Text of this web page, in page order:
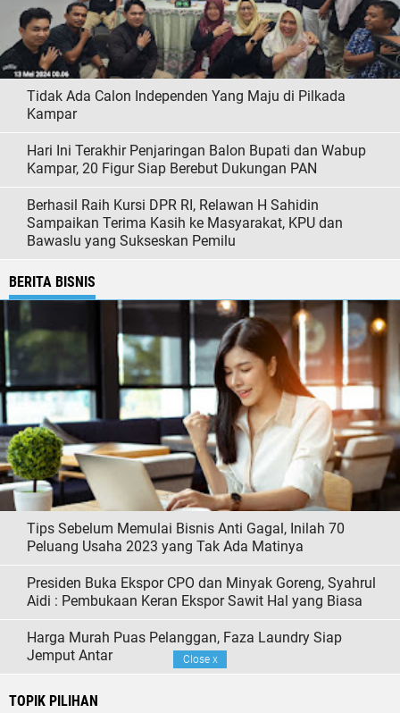
Tidak Ada Calon Independen Yang Maju di Pilkada
Kampar
Hari Ini Terakhir Penjaringan Balon Bupati dan Wabup
Kampar, 20 Figur Siap Berebut Dukungan PAN
Berhasil Raih Kursi DPR RI, Relawan H Sahidin
Sampaikan Terima Kasih ke Masyarakat, KPU dan
Bawaslu yang Sukseskan Pemilu
BERITA BISNIS
Tips Sebelum Memulai Bisnis Anti Gagal, Inilah 70
Peluang Usaha 2023 yang Tak Ada Matinya
Presiden Buka Ekspor CPO dan Minyak Goreng, Syahrul
Aidi : Pembukaan Keran Ekspor Sawit Hal yang Biasa
Harga Murah Puas Pelanggan, Faza Laundry Siap
Jemput Antar
TOPIK PILIHAN
Close x